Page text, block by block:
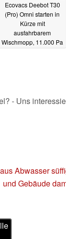
Ecovacs Deebot T30
(Pro) Omni starten in
Kürze mit
ausfahrbarem
Wischmopp, 11.000 Pa
- Uns
Abwasser
und Gebäude